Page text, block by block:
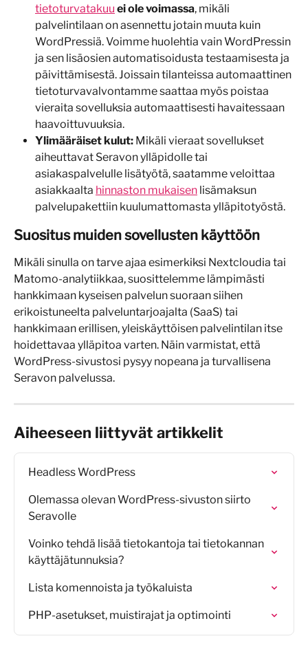
tietoturvatakuu ei ole voimassa, mikäli
palvelintilaan on asennettu jotain muuta kuin
WordPressiä. Voimme huolehtia vain WordPressin
ja sen lisäosien automatisoidusta testaamisesta ja
päivittämisestä. Joissain tilanteissa automaattinen
tietoturvavalvontamme saattaa myös poistaa
vieraita sovelluksia automaattisesti havaitessaan
haavoittuvuuksia.
Ylimääräiset kulut: Mikäli vieraat sovellukset
aiheuttavat Seravon ylläpidolle tai
asiakaspalvelulle lisätyötä, saatamme veloittaa
asiakkaalta hinnaston mukaisen lisämaksun
palvelupakettiin kuulumattomasta ylläpitotyöstä.
Suositus muiden sovellusten käyttöön
Mikäli sinulla on tarve ajaa esimerkiksi Nextcloudia tai
Matomo-analytiikkaa, suosittelemme lämpimästi
hankkimaan kyseisen palvelun suoraan siihen
erikoistuneelta palveluntarjoajalta (SaaS) tai
hankkimaan erillisen, yleiskäyttöisen palvelintilan itse
hoidettavaa ylläpitoa varten. Näin varmistat, että
WordPress-sivustosi pysyy nopeana ja turvallisena
Seravon palvelussa.
Aiheeseen liittyvät artikkelit
Headless WordPress
Olemassa olevan WordPress-sivuston siirto
Seravolle
Voinko tehdä lisää tietokantoja tai tietokannan
käyttäjätunnuksia?
Lista komennoista ja työkaluista
PHP-asetukset, muistirajat ja optimointi